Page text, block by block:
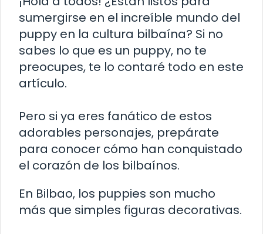
sumergirse en el increíble mundo del
puppy en la cultura bilbaína? Si no
sabes lo que es un puppy, no te
preocupes, te lo contaré todo en este
artículo.
Pero si ya eres fanático de estos
adorables personajes, prepárate
para conocer cómo han conquistado
el corazón de los bilbaínos.
En Bilbao, los puppies son mucho
más que simples figuras decorativas.